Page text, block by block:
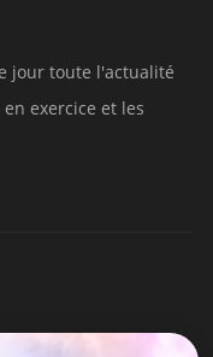
jour toute l'actualité
exercice et les